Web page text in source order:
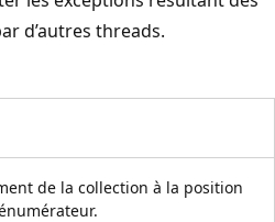
d’autres threads.
de la collection à la position